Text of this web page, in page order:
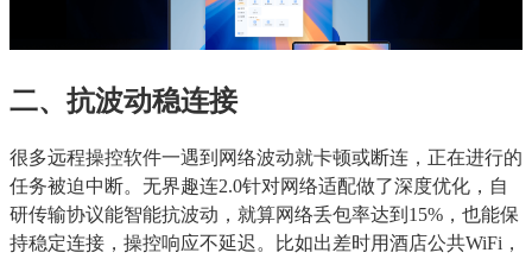
二、抗波动稳连接
很多远程操控软件一遇到网络波动就卡顿或断连，正在进行的
任务被迫中断。无界趣连2.0针对网络适配做了深度优化，自
研传输协议能智能抗波动，就算网络丢包率达到15%，也能保
持稳定连接，操控响应不延迟。比如出差时用酒店公共WiFi，